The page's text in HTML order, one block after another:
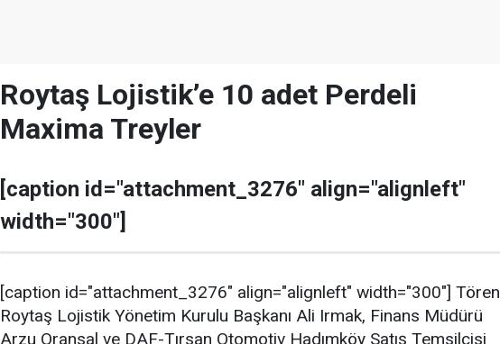
Roytaş Lojistik’e 10 adet Perdeli
Maxima Treyler
[caption id="attachment_3276" align="alignleft"
width="300"]
[caption id="attachment_3276" align="alignleft" width="300"] Tören
Roytaş Lojistik Yönetim Kurulu Başkanı Ali Irmak, Finans Müdürü
Arzu Oransal ve DAF-Tırsan Otomotiv Hadımköy Satış Temsilcisi